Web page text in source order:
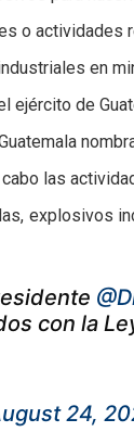
o
en
ejército de
las
explosivos
con la
24,